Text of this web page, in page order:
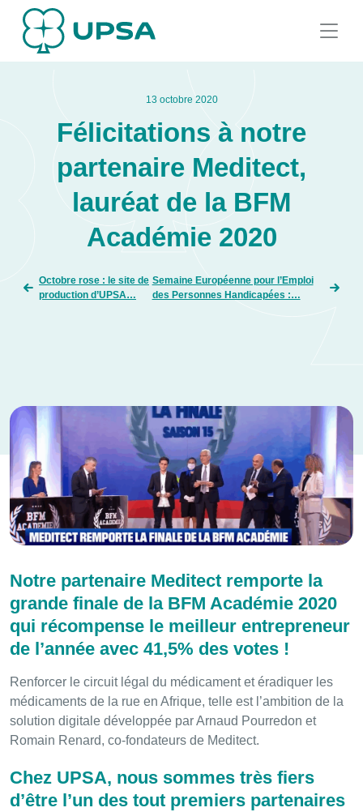
13 octobre 2020
Félicitations à notre
partenaire Meditect,
lauréat de la BFM
Académie 2020
Octobre rose : le site de
production d’UPSA…
Semaine Européenne pour l’Emploi
des Personnes Handicapées :…
Notre partenaire Meditect remporte la
grande finale de la BFM Académie 2020
qui récompense le meilleur entrepreneur
de l’année avec 41,5% des votes !
Renforcer le circuit légal du médicament et éradiquer les
médicaments de la rue en Afrique, telle est l’ambition de la
solution digitale développée par Arnaud Pourredon et
Romain Renard, co-fondateurs de Meditect.
Chez UPSA, nous sommes très fiers
d’être l’un des tout premiers partenaires